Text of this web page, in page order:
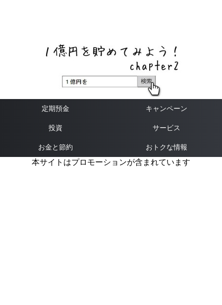
定期預金 キャンペーン
投資 サービス
お金と節約 おトクな情報
本サイトはプロモーションが含まれています